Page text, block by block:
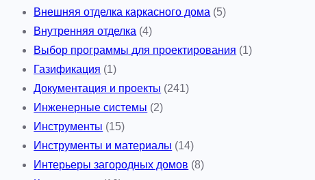
Внешняя отделка каркасного дома (5)
Внутренняя отделка (4)
Выбор программы для проектирования (1)
Газификация (1)
Документация и проекты (241)
Инженерные системы (2)
Инструменты (15)
Инструменты и материалы (14)
Интерьеры загородных домов (8)